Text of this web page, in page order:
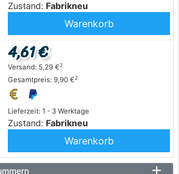
Zustand: Fabrikneu
Warenkorb
Lieferzeit: 1 - 3 Werktage
Zustand: Fabrikneu
4,61 €
Versand: 5,29 €2
Gesamtpreis: 9,90 €2
Warenkorb